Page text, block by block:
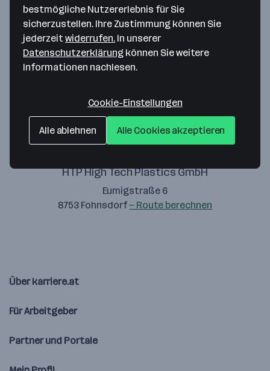
Bitte stimme unseren Cookie-
Richtlinien zu, um diese Karte
anzuzeigen.
HTP High Tech Plastics GmbH
Eumigstraße 6
8753 Fohnsdorf— Route berechnen
Über karriere.at
Für Arbeitgeber
Partner und Portale
bestmögliche Nutzererlebnis für Sie
sicherzustellen. Ihre Zustimmung können Sie
jederzeitwiderrufen. In unserer
Datenschutzerklärung können Sie weitere
Informationen nachlesen.
Cookie-Einstellungen
Alle ablehnen Alle Cookies akzeptieren